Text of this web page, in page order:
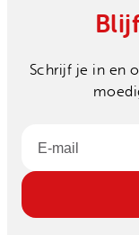
Schrijf je in en
Email